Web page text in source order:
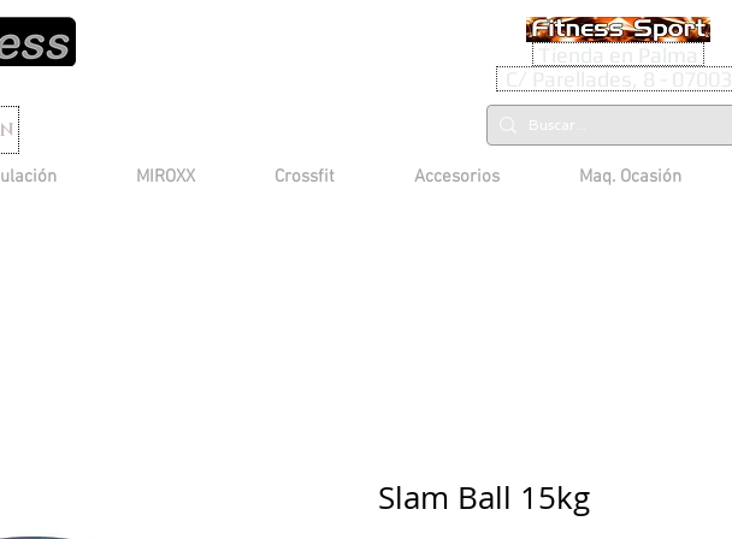
Tienda en Palma
C/ Parellades, 8 - 07003
MIROXX Crossfit Accesorios Maq. Ocasión
Slam Ball 15kg